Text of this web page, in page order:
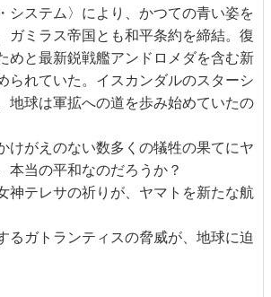
システム〉により、かつての青い姿を
ガミラス帝国とも和平条約を締結。復
めと最新鋭戦艦アンドロメダを含む新
られていた。イスカンダルのスターシ
地球は軍拡への道を歩み始めていたの
けがえのない数多くの犠牲の果てにヤ
本当の平和なのだろうか？
神テレサの祈りが、ヤマトを新たな航
るガトランティスの脅威が、地球に迫